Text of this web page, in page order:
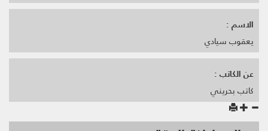
الاسم :
يعقوب سيادي
عن الكاتب :
كاتب بحريني